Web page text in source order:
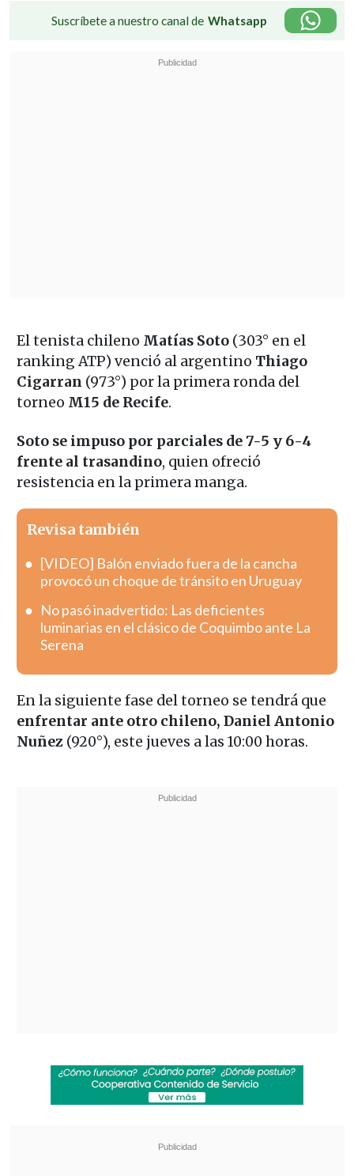
Suscríbete a nuestro canal de Whatsapp
El tenista chileno Matías Soto(303° en el
ranking ATP) venció al argentino Thiago
Cigarran (973°) por la primera ronda del
torneo M15 de Recife.
Soto se impuso por parciales de 7-5 y 6-4
frente al trasandino, quien ofreció
resistencia en la primera manga.
Revisa también
[VIDEO] Balón enviado fuera de la cancha
provocó un choque de tránsito en Uruguay
No pasó inadvertido: Las deficientes
luminarias en el clásico de Coquimbo ante La
Serena
En la siguiente fase del torneo se tendrá que
enfrentar ante otro chileno, Daniel Antonio
Nuñez(920°), este jueves a las 10:00 horas.